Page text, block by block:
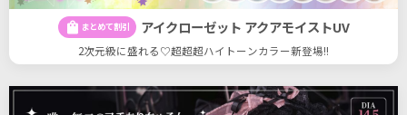
shopping_bag まとめて割引 アイクローゼット アクアモイストUV
2次元級に盛れる♡超超超ハイトーンカラー新登場!!